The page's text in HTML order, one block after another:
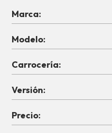
Marca:
Modelo:
Carrocería:
Versión:
Precio: